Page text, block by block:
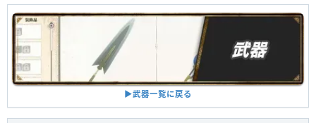
▶︎武器一覧に戻る